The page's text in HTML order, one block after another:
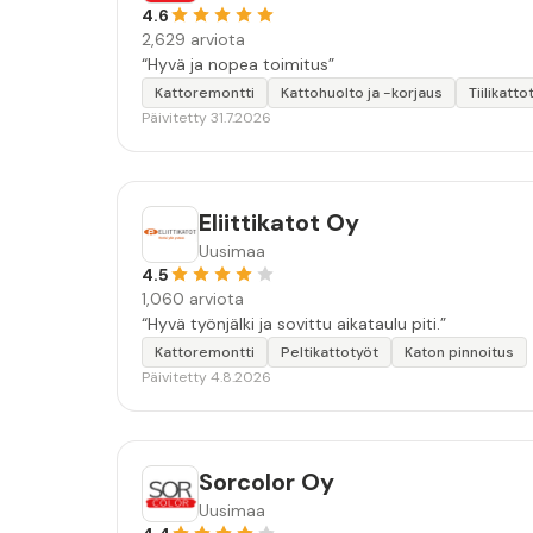
4.6
2,629 arviota
“Hyvä ja nopea toimitus”
Kattoremontti Kattohuolto ja -korjaus
Päivitetty 31.7.2026
Eliittikatot Oy
Uusimaa
4.5
1,060 arviota
“Hyvä työnjälki ja sovittu aikataulu piti.”
Kattoremontti Peltikattotyöt
Katon pinnoitus
Päivitetty 4.8.2026
Sorcolor Oy
Uusimaa